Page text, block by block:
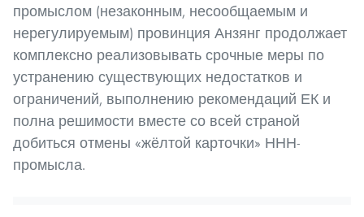
промыслом (незаконным, несообщаемым и
нерегулируемым) провинция Анзянг продолжает
комплексно реализовывать срочные меры по
устранению существующих недостатков и
ограничений, выполнению рекомендаций ЕК и
полна решимости вместе со всей страной
добиться отмены «жёлтой карточки» ННН-
промысла.